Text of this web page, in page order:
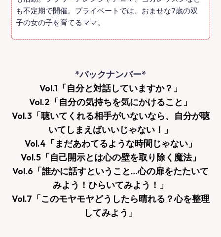
も不定期で開催。プライベートでは、おませな7歳の双
子の女の子を育てるママ。
*バックナンバー*
Vol.1「自分と対話していますか？」
Vol.2「自分の気持ちを気にかけること」
Vol.3「聴いてくれる相手がいないなら、自分が聴
いてしまえばいいじゃない！」
Vol.4「まだあわてるような時間じゃない」
Vol.5「自己開示とは心の壁を取り除く魔法」
Vol.6「誰かに話すということ…心の扉をたたいて
みよう！ひらいてみよう！」
Vol.7「このモヤモヤどうしたら晴れる？心を整理
してみよう」